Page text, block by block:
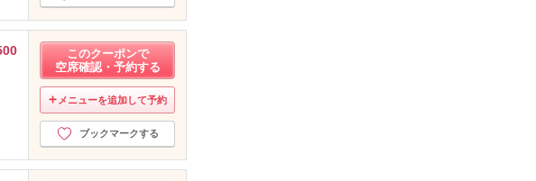
2024年1月分（35）
2023年12月分（27）
2023年11月分（41）
2023年10月分（23）
2023年9月分 （23）
2023年8月分（40）
2023年7月分 （21）
このクーポンで
空席確認・予約する
メニューを追加して予約
ブックマークする